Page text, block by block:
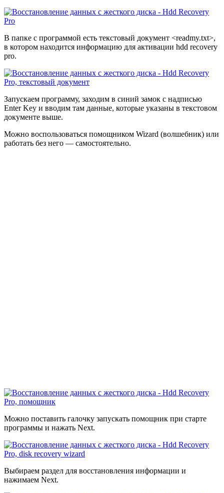
В папке с программой есть текстовый документ <readmy.txt>,
в котором находится информацию для активации hdd recovery
pro.
Запускаем программу, заходим в синий замок с надписью
Enter Key и вводим там данные, которые указаны в текстовом
документе выше.
Можно воспользоваться помощником Wizard (волшебник) или
работать без него — самостоятельно.
Можно поставить галочку запускать помощник при старте
программы и нажать Next.
Выбираем раздел для восстановления информации и
нажимаем Next.